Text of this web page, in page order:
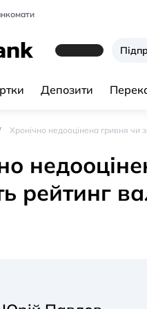
Депозити
Хронічно недооцінена гривня чи
рейтинг